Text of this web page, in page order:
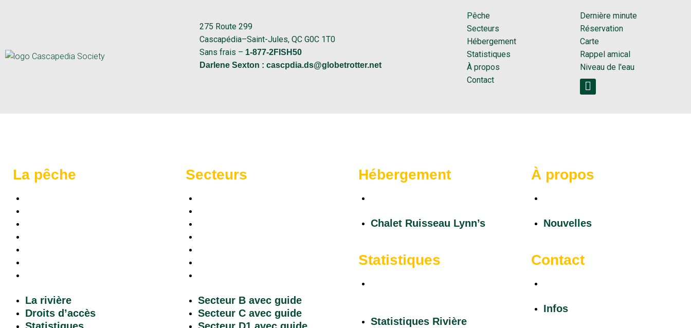
275 Route 299
Cascapédia–Saint-Jules, QC G0C 1T0
Sans frais – 1-877-2FISH50
Darlene Sexton : cascpdia.ds@globetrotter.net
Pêche
Secteurs
Hébergement
Statistiques
À propos
Contact
Dernière minute
Réservation
Carte
Rappel amical
Niveau de l'eau
La pêche
La rivière
Droits d’accès
Secteurs
Secteur B avec guide
Secteur C avec guide
Hébergement
Chalet Ruisseau Lynn’s
Statistiques
Statistiques Rivière
À propos
Nouvelles
Contact
Infos